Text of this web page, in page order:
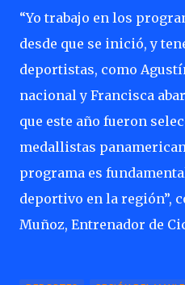
“Yo trabajo en los
desde que se inició, y
deportistas, como
nacional y Francisca
que este año fueron
medallistas
programa es
deportivo en la región”,
Muñoz, Entrenador de